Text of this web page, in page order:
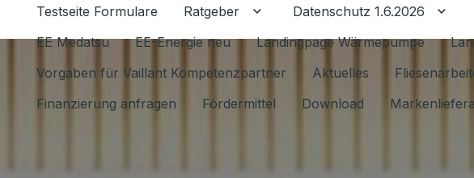
Testseite Formulare Ratgeber Untermenü für Ratgeber
Datenschutz 1.6.2026
EE Medatsu
EE-Energie neu Landingpage Wärmepumpe
Vorgaben für Vaillant Kompetenzpartner
Aktuelles
Finanzierung anfragen
Fördermittel Download